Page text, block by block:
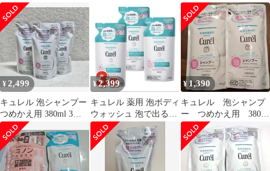
¥2,499
キュレル 泡シャンプー
つめかえ用 380ml 3個
セット
¥2,399
キュレル 薬用 泡ボディ
ウォッシュ 泡で出るタ
イプ 詰替 380mL ×3個
¥ 1,390
キュレル 泡シャンプ
ー つめかえ用 380ml
2個セット 新品